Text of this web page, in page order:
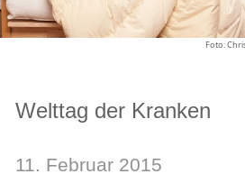
Foto:
Welttag der Kranken
11. Februar 2015